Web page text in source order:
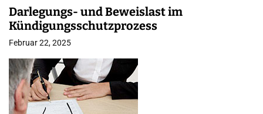
Darlegungs- und Beweislast im
Kündigungsschutzprozess
Februar 22, 2025